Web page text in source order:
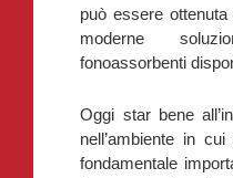
può essere
moderne
fonoassorbenti
Oggi star bene
nell’ambiente in
fondamentale